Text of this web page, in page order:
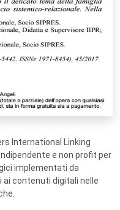
International Linking
e non profit per
implementati da
ai contenuti digitali nelle